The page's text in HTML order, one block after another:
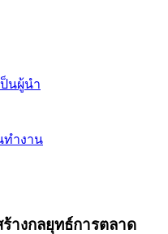
นผู้นำ
ทำงาน
างกลยุทธ์การตลาด